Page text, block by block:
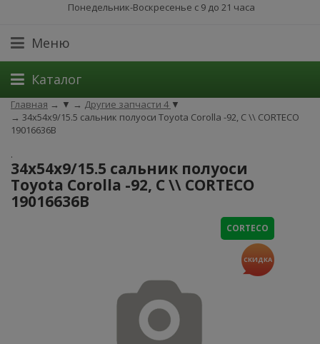
Понедельник-Воскресенье с 9 до 21 часа
Меню
Каталог
Главная → ▼ → Другие запчасти 4 ▼
→ 34x54x9/15.5 сальник полуоси Toyota Corolla -92, C \\ CORTECO
19016636B
.
34x54x9/15.5 сальник полуоси
Toyota Corolla -92, C \\ CORTECO
19016636B
CORTECO
СКИДКА